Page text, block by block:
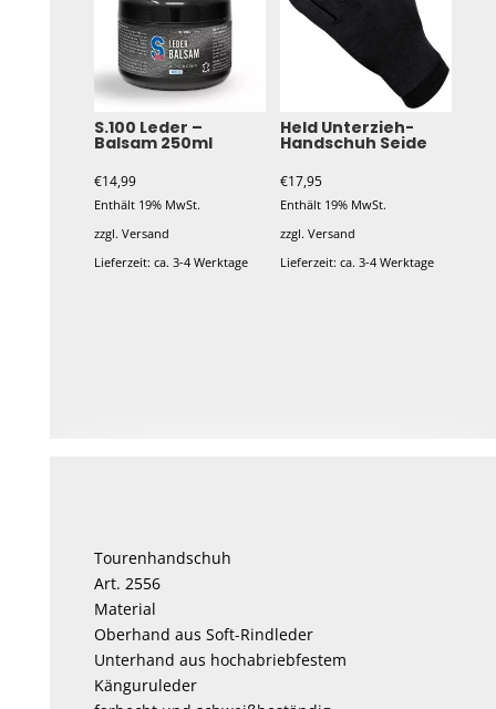
S.100 Leder –
Balsam 250ml
€14,99
Enthält 19% MwSt.
zzgl.Versand
Lieferzeit: ca. 3-4 Werktage
Held Unterzieh-
Handschuh Seide
€17,95
Enthält 19% MwSt.
zzgl. Versand
Lieferzeit: ca. 3-4 Werktage
Produktseite
gewählt
Tourenhandschuh
Art. 2556
Material
Oberhand aus Soft-Rindleder
Unterhand aus hochabriebfestem
Känguruleder